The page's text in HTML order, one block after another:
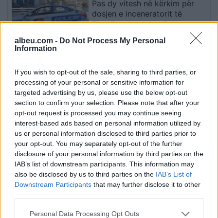
albeu.com - Do Not Process My Personal
Information
If you wish to opt-out of the sale, sharing to third parties, or
processing of your personal or sensitive information for
targeted advertising by us, please use the below opt-out
section to confirm your selection. Please note that after your
opt-out request is processed you may continue seeing
interest-based ads based on personal information utilized by
us or personal information disclosed to third parties prior to
your opt-out. You may separately opt-out of the further
disclosure of your personal information by third parties on the
IAB’s list of downstream participants. This information may
also be disclosed by us to third parties on the IAB’s List of
Downstream Participants that may further disclose it to other
Personal Data Processing Opt Outs
Pas dy vitesh në kërkim për
dosjen e inceneratorit të
Tiranës, arrestohet Renardo
CX-3, gjenerata e re pritet në
vitin 2027
Valverde rrëfen befasinë nga
Mourinho: Nuk e mendoja se
do të ishte kështu
Arrestohet 73-vjeçari në Krujë,
ndezi zjarr për të djegur barin
dhe flakët u përhapën drejt
malit